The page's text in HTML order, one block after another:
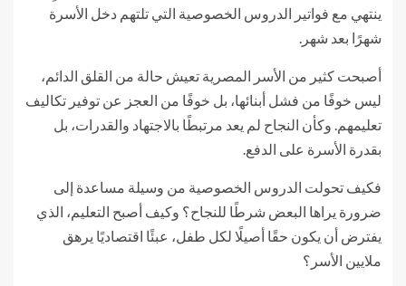
ينتهي مع فواتير الدروس الخصوصية التي تلتهم دخل الأسرة
شهرًا بعد شهر.
أصبحت كثير من الأسر المصرية تعيش حالة من القلق الدائم،
ليس خوفًا من فشل أبنائها، بل خوفًا من العجز عن توفير تكاليف
تعليمهم. وكأن النجاح لم يعد مرتبطًا بالاجتهاد والقدرات، بل
بقدرة الأسرة على الدفع.
فكيف تحولت الدروس الخصوصية من وسيلة مساعدة إلى
ضرورة يراها البعض شرطًا للنجاح؟ وكيف أصبح التعليم، الذي
يفترض أن يكون حقًا أصيلًا لكل طفل، عبئًا اقتصاديًا يرهق
ملايين الأسر؟